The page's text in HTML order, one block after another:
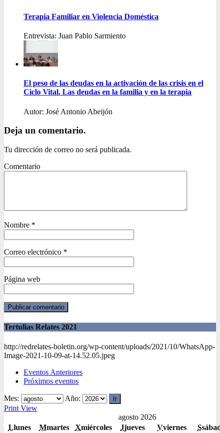
Terapia Familiar en Violencia Doméstica
Entrevista: Juan Pablo Sarmiento
El peso de las deudas en la activación de las crisis en el
Ciclo Vital. Las deudas en la familia y en la terapia
Autor: José Antonio Abeijón
Deja un comentario.
Tu dirección de correo no será publicada.
Comentario
Nombre *
Correo electrónico *
Página web
Tertulias Relates 2021
http://redrelates-boletin.org/wp-content/uploads/2021/10/WhatsApp-
Image-2021-10-09-at-14.52.05.jpeg
Eventos Anteriores
Próximos eventos
Mes:
Año:
Print View
agosto 2026
Llunes Mmartes Xmiércoles Jjueves Vviernes S